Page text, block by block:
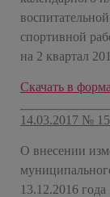
спортивной
на 2 квартал
​Скачать в
14.03.2017 № 15
О внесении
13.12.2016